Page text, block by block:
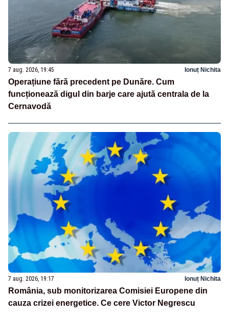
7 aug. 2026, 19:45 Ionuț Nichita
Operațiune fără precedent pe Dunăre. Cum
funcționează digul din barje care ajută centrala de la
Cernavodă
7 aug. 2026, 19:17 Ionuț Nichita
România, sub monitorizarea Comisiei Europene din
cauza crizei energetice. Ce cere Victor Negrescu